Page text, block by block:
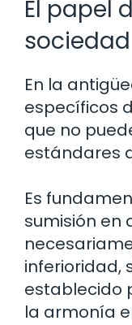
El papel
En la
específicos
que no
estándares
Es
sumisión en
inferioridad,
establecido
la armonía